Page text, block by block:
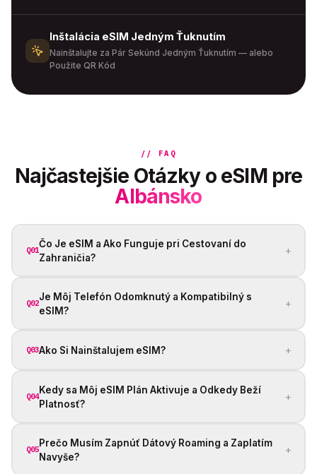
Inštalácia eSIM Jedným Ťuknutím
Nainštalujte za Pár Sekúnd Jedným Ťuknutím — alebo
Použite QR Kód
// FAQ
Najčastejšie Otázky o eSIM pre
Albánsko
Q01
Čo Je eSIM a Ako Funguje pri Cestovaní do
Zahraničia?
+
Q02
Je Môj Telefón Odomknutý a Kompatibilný s
eSIM?
+
Q03Ako Si Nainštalujem eSIM? +
Q04
Kedy sa Môj eSIM Plán Aktivuje a Odkedy Beží
Platnosť?
+
Q05
Prečo Musím Zapnúť Dátový Roaming a Zaplatím
Navyše?
+